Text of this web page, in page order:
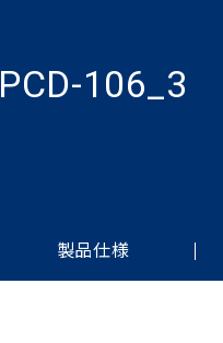
PCD-106_3
製品仕様